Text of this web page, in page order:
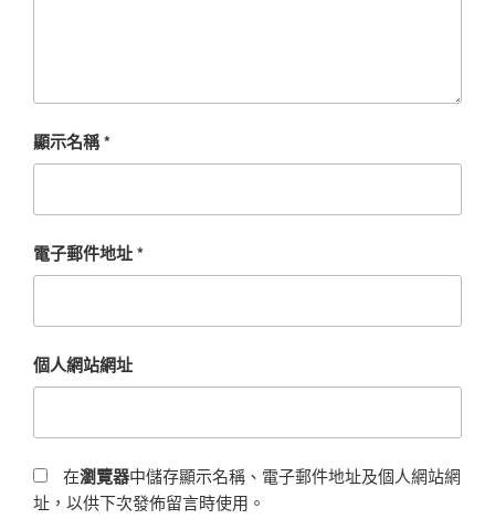
顯示名稱*
電子郵件地址*
個人網站網址
在瀏覽器中儲存顯示名稱、電子郵件地址及個人網站網
址，以供下次發佈留言時使用。